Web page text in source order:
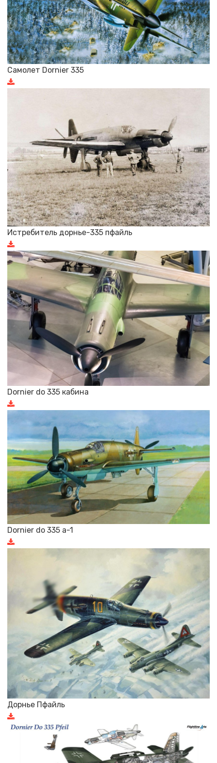
Самолет Dornier 335
Истребитель дорнье-335 пфайль
Dornier do 335 кабина
Dornier do 335 a-1
Дорнье Пфайль